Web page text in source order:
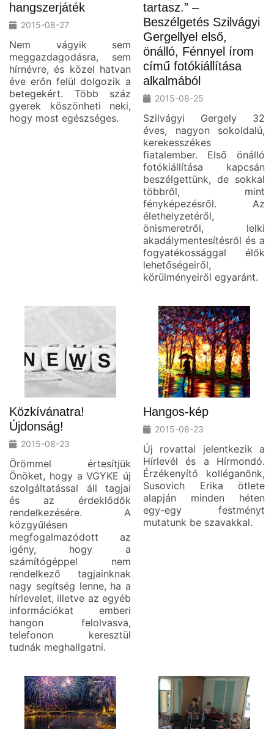
hangszerjáték
2015-08-27
Nem vágyik sem
meggazdagodásra, sem
hírnévre, és közel hatvan
éve erőn felül dolgozik a
betegekért. Több száz
gyerek köszönheti neki,
hogy most egészséges.
tartasz.” –
Beszélgetés Szilvágyi
Gergellyel első,
önálló, Fénnyel írom
című fotókiállítása
alkalmából
2015-08-25
Szilvágyi Gergely 32
éves, nagyon sokoldalú,
kerekesszékes
fiatalember. Első önálló
fotókiállítása kapcsán
beszélgettünk, de sokkal
többről, mint
fényképezésről. Az
élethelyzetéről,
önismeretről, lelki
akadálymentesítésről és a
fogyatékossággal élők
lehetőségeiről,
körülményeiről egyaránt.
Közkívánatra!
Újdonság!
2015-08-23
Örömmel értesítjük
Önöket, hogy a VGYKE új
szolgáltatással áll tagjai
és az érdeklődők
rendelkezésére. A
közgyűlésen
megfogalmazódott az
igény, hogy a
számítógéppel nem
rendelkező tagjainknak
nagy segítség lenne, ha a
hírlevelet, illetve az egyéb
információkat emberi
hangon felolvasva,
telefonon keresztül
tudnák meghallgatni.
Hangos-kép
2015-08-23
Új rovattal jelentkezik a
Hírlevél és a Hírmondó.
Érzékenyítő kolléganőnk,
Susovich Erika ötlete
alapján minden héten
egy-egy festményt
mutatunk be szavakkal.